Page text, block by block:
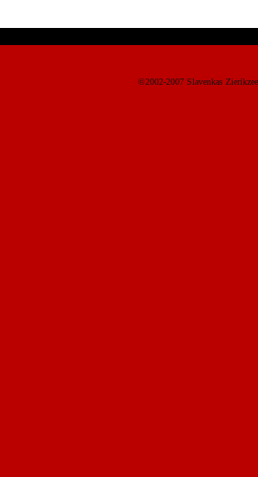
©2002-2007 Slavenkas